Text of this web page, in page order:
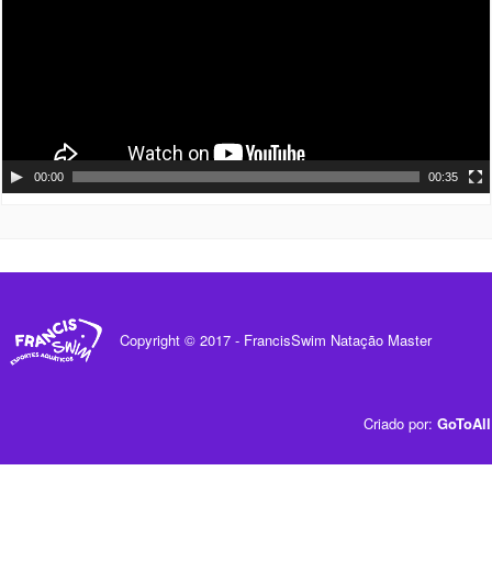
00:00 00:35
Copyright © 2017 - FrancisSwim Natação Master
Criado por: GoToAll